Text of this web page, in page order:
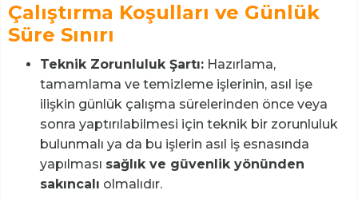
Çalıştırma Koşulları ve Günlük
Süre Sınırı
Teknik Zorunluluk Şartı: Hazırlama,
tamamlama ve temizleme işlerinin, asıl işe
ilişkin günlük çalışma sürelerinden önce veya
sonra yaptırılabilmesi için teknik bir zorunluluk
bulunmalı ya da bu işlerin asıl iş esnasında
yapılması sağlık ve güvenlik yönünden
sakıncalı olmalıdır.